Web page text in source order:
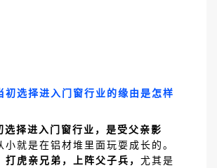
初选择进入门窗行业的缘由是怎样
选择进入门窗行业，是受父亲影
小就是在铝材堆里面玩耍成长的。
打虎亲兄弟，上阵父子兵， 尤其是